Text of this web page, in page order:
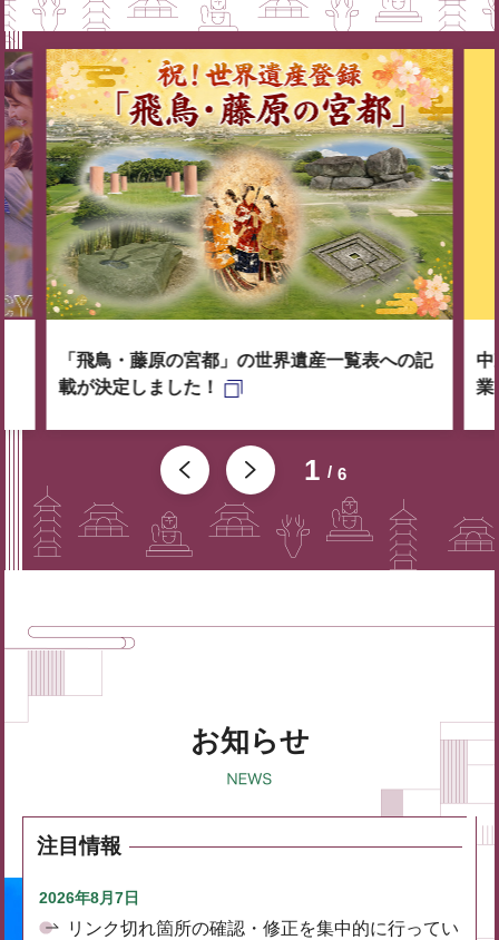
1 6
「飛鳥・藤原の宮都」の世界遺産一覧表への記
載が決定しました！
中
業
お知らせ
注目情報
2026年8月7日
リンク切れ箇所の確認・修正を集中的に行ってい